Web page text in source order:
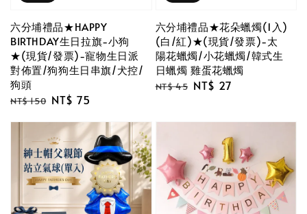
六分埔禮品★HAPPY
BIRTHDAY生日拉旗-小狗
★(現貨/發票)-寵物生日派
對佈置/狗狗生日串旗/犬控/
狗頭
Regular
NT$ 150 Sale
NT$ 75
六分埔禮品★花朵蠟燭(1入)
(白/紅)★(現貨/發票)-太
陽花蠟燭/小花蠟燭/韓式生
日蠟燭 雞蛋花蠟燭
Regular
NT$ 45 Sale
NT$ 27